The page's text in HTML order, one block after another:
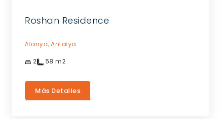
Roshan Residence
Alanya, Antalya
2 58 m2
Más Detalles